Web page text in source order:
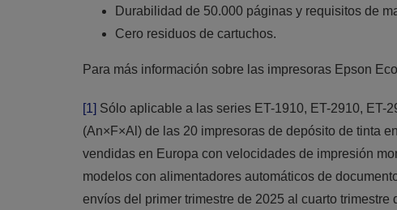
Durabilidad de 50.000 páginas y requisitos de
Cero residuos de cartuchos.
Para más información sobre las impresoras Epson
[1] Sólo aplicable a las series ET-1910, ET-2910, ET-
(An×F×Al) de las 20 impresoras de depósito de tinta
vendidas en Europa con velocidades de impresión
modelos con alimentadores automáticos de
envíos del primer trimestre de 2025 al cuarto